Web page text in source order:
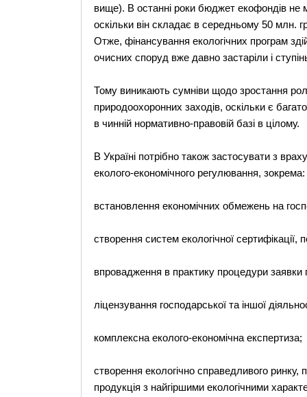
вище). В останні роки бюджет екофондів не
оскільки він складає в середньому 50 млн.
Отже, фінансування екологічних програм
очисних споруд вже давно застаріли і
Тому виникають сумніви щодо зростання
природоохоронних заходів, оскільки є
в чинній нормативно-правовій базі в цілому.
В Україні потрібно також застосувати з
еколого-економічного регулювання, зокрема:
встановлення економічних обмежень на
створення систем екологічної сертифікації,
впровадження в практику процедури
ліцензування господарської та іншої
комплексна еколого-економічна експертиза;
створення екологічно справедливого ринку,
продукція з найгіршими екологічними